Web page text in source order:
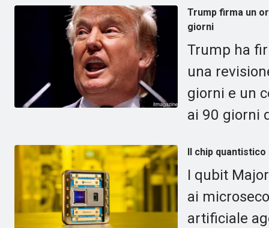
Trump firma un
giorni
Trump ha
una
giorni e un
ai 90 giorni
Il chip
I qubit
ai
artificiale